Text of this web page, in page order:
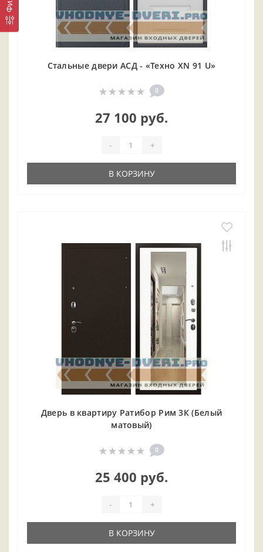
Стальные двери АСД - «Техно XN 91 U»
0
27 100 руб.
- +
В КОРЗИНУ
Дверь в квартиру Ратибор Рим 3К (Белый
матовый)
0
25 400 руб.
- +
В КОРЗИНУ